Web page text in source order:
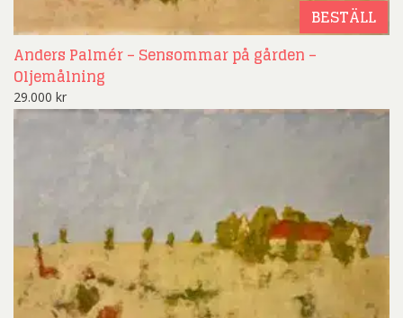
BESTÄLL
Anders Palmér – Sensommar på gården –
Oljemålning
29.000 kr